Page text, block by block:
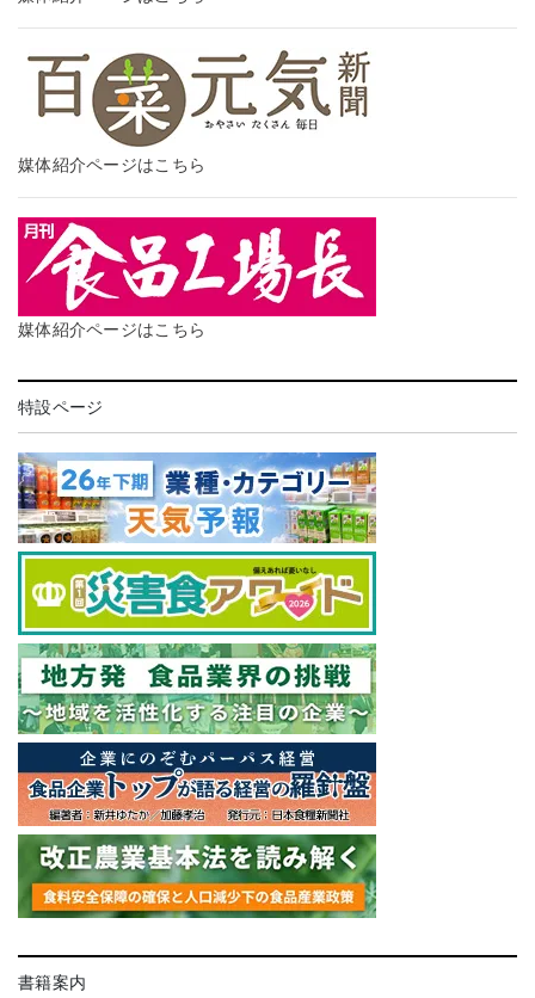
媒体紹介ページはこちら
媒体紹介ページはこちら
特設ページ
書籍案内